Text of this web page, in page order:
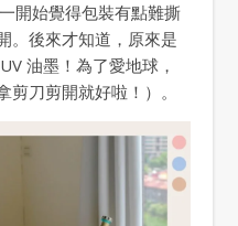
一開始覺得包裝有點難撕
。後來才知道，原來是
油墨！為了愛地球，
刀剪開就好啦！）。